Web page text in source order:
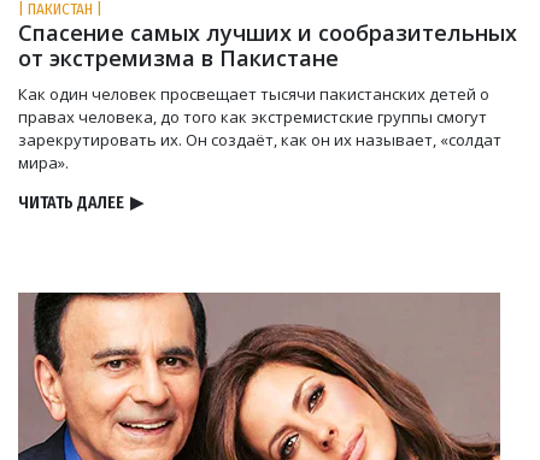
| ПАКИСТАН |
Спасение самых лучших и сообразительных
от экстремизма в Пакистане
Как один человек просвещает тысячи пакистанских детей о
правах человека, до того как экстремистские группы смогут
зарекрутировать их. Он создаёт, как он их называет, «солдат
мира».
ЧИТАТЬ ДАЛЕЕ ▶